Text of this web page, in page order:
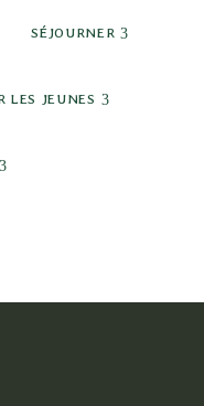
child menu
SÉJOURNER expand
menu
LES JEUNES expand
expand child menu